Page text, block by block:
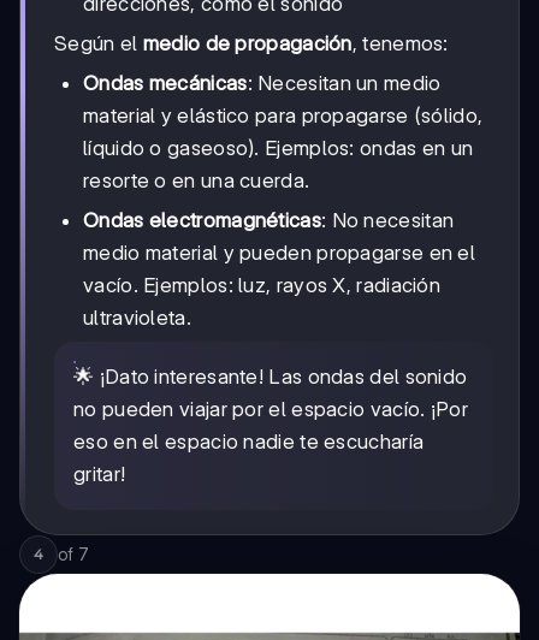
Según el medio de propagación, tenemos:
Ondas mecánicas: Necesitan un medio
material y elástico para propagarse (sólido,
líquido o gaseoso). Ejemplos: ondas en un
resorte o en una cuerda.
Ondas electromagnéticas: No necesitan
medio material y pueden propagarse en el
vacío. Ejemplos: luz, rayos X, radiación
ultravioleta.
🌟 ¡Dato interesante! Las ondas del sonido
no pueden viajar por el espacio vacío. ¡Por
eso en el espacio nadie te escucharía
gritar!
4 of 7